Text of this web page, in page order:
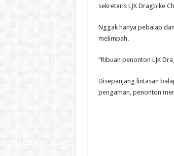
sekretaris LJK Dragbike
Nggak hanya pebalap
melimpah.
“Ribuan penonton LJK
Disepanjang lintasan
pengaman, penonton